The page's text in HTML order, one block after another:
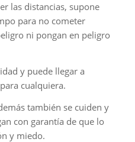
las distancias, supone
para no cometer
ni pongan en peligro
y puede llegar a
cualquiera.
también se cuiden y
con garantía de que lo
y miedo.